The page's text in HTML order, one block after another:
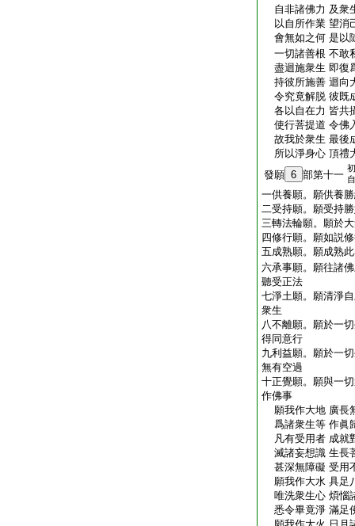
自非諸佛力 及衆
以自所作業 望消
會無如之何 是以
一切諸善根 不敢
盡迴施衆生 即復
持彼所施善 迴向
令究竟解脱 彼既
各以自在力 皆共
使行菩提道 令佛
故我於衆生 最後
所以淨身心 頂禮
發願 6 部第十一
一供養願。願供養
二受持願。願受持
三轉法輪願。願於
四修行願。願如説
五成熟願。願成熟
六承事願。願往諸
聽受正法
七淨土願。願清淨
衆生
八不離願。願於一
得同意行
九利益願。願於一
無有空過
十正覺願。願與一
作佛事
願我作大地 廣長
爲諸衆生等 作眞
凡有受用者 成就
滅諸妄想識 生長
甚深無障礙 受用
願我作大水 具足
唯洗衆生心 煩惱
悉令畢竟淨 滿足